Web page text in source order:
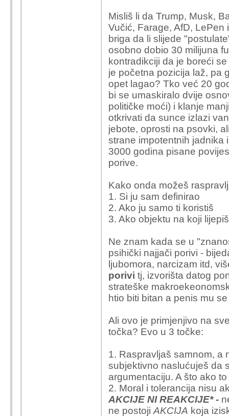
Misliš li da Trump, Musk,
Vučić, Farage, AfD,
briga da li slijede
osobno dobio 30 milijuna
kontradikciji da je boreći
je početna pozicija laž, pa
opet lagao? Tko već 20
bi se umaskiralo dvije
političke moći) i klanje
otkrivati da sunce izlazi
jebote, oprosti na psovki,
strane impotentnih jadnika
3000 godina pisane
porive.
Kako onda možeš
1. Si ju sam definirao
2. Ako ju samo ti koristiš
3. Ako objektu na koji
Ne znam kada se u
psihički najjači porivi -
ljubomora, narcizam itd,
porivi tj, izvorišta datog
strateške
htio biti bitan a penis mu
Ali ovo je primjenjivo na
točka? Evo u 3 točke:
1. Raspravljaš samnom, a
subjektivno naslućuješ da
argumentaciju. A što ako
2. Moral i tolerancija nisu
AKCIJE NI REAKCIJE* -
ne postoji AKCIJA koja